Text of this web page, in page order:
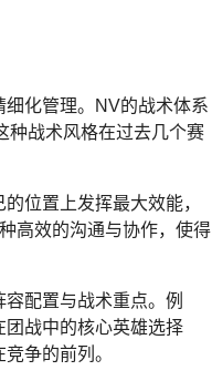
化管理。NV的战术体系
种战术风格在过去几个赛
位置上发挥最大效能，
高效的沟通与协作，使得
配置与战术重点。例
战中的核心英雄选择
争的前列。